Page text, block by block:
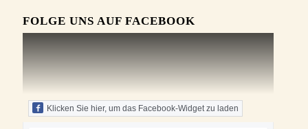
FOLGE UNS AUF FACEBOOK
Klicken Sie hier, um das Facebook-Widget zu laden